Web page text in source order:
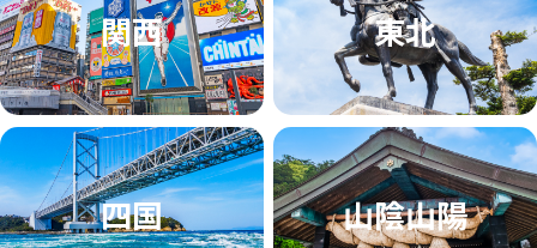
関西 東北
四国 山陰山陽